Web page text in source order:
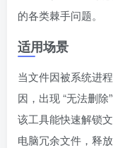
的各类棘手问题。
适用场景
当文件因被系统进
因，出现 “无法删除
该工具能快速解锁
电脑冗余文件，释放